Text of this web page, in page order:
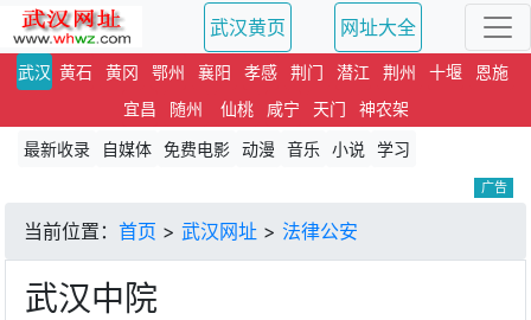
武汉黄页 网址大全
武汉 黄石 黄冈 鄂州 襄阳 孝感 荆门 潜江 荆州 十堰
恩施
宜昌
随州 仙桃 咸宁 天门
神农架
最新收录
自媒体 免费电影 动漫 音乐 小说 学习
广告
当前位置： 首页 > 武汉网址 > 法律公安
武汉中院